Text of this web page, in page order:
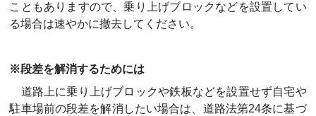
こともありますので、乗り上げブロックなどを設置してい
る場合は速やかに撤去してください。
※段差を解消するためには
道路上に乗り上げブロックや鉄板などを設置せず自宅や
駐車場前の段差を解消したい場合は、道路法第24条に基づ